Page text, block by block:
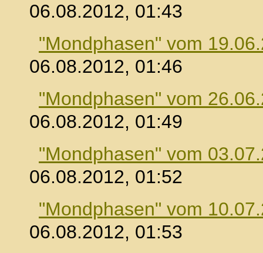
06.08.2012, 01:43
"Mondphasen" vom
06.08.2012, 01:46
"Mondphasen" vom
06.08.2012, 01:49
"Mondphasen" vom
06.08.2012, 01:52
"Mondphasen" vom
06.08.2012, 01:53